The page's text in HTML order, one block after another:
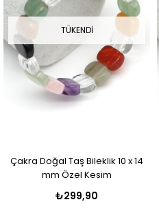
TÜKENDI
Çakra Doğal Taş Bileklik 10 x 14
mm Özel Kesim
₺299,90